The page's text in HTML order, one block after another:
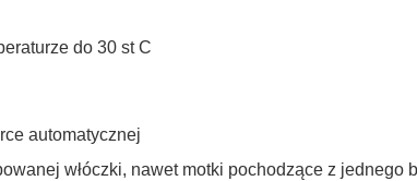
do 30 st C
automatycznej
włóczki, nawet motki pochodzące z